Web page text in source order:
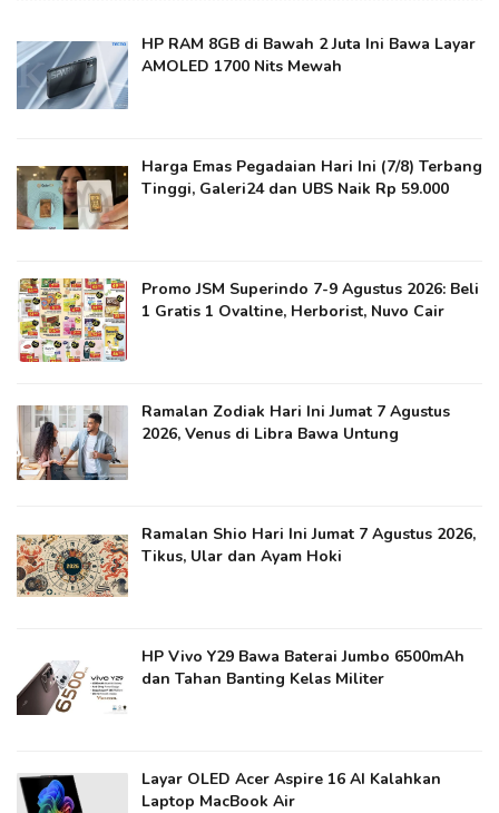
HP RAM 8GB di Bawah 2 Juta Ini Bawa Layar
AMOLED 1700 Nits Mewah
Harga Emas Pegadaian Hari Ini (7/8) Terbang
Tinggi, Galeri24 dan UBS Naik Rp 59.000
Promo JSM Superindo 7-9 Agustus 2026: Beli
1 Gratis 1 Ovaltine, Herborist, Nuvo Cair
Ramalan Zodiak Hari Ini Jumat 7 Agustus
2026, Venus di Libra Bawa Untung
Ramalan Shio Hari Ini Jumat 7 Agustus 2026,
Tikus, Ular dan Ayam Hoki
HP Vivo Y29 Bawa Baterai Jumbo 6500mAh
dan Tahan Banting Kelas Militer
Layar OLED Acer Aspire 16 AI Kalahkan
Laptop MacBook Air